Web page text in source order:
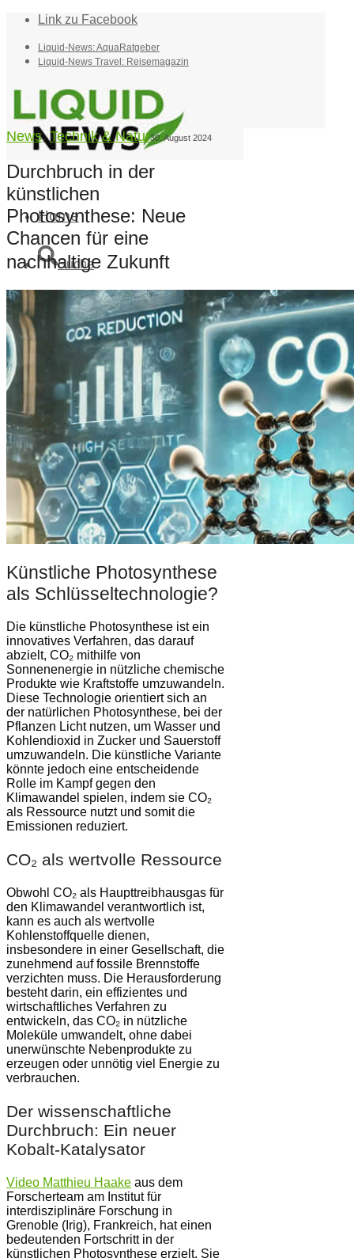
Link zu Facebook
Liquid-News: AquaRatgeber
Liquid-News Travel: Reisemagazin
Home
Suche
Menü Menü
News,Technik & Natur30. August 2024
Durchbruch in der
künstlichen
Photosynthese: Neue
Chancen für eine
nachhaltige Zukunft
Künstliche Photosynthese
als Schlüsseltechnologie?
Die künstliche Photosynthese ist ein
innovatives Verfahren, das darauf
abzielt, CO₂ mithilfe von
Sonnenenergie in nützliche chemische
Produkte wie Kraftstoffe umzuwandeln.
Diese Technologie orientiert sich an
der natürlichen Photosynthese, bei der
Pflanzen Licht nutzen, um Wasser und
Kohlendioxid in Zucker und Sauerstoff
umzuwandeln. Die künstliche Variante
könnte jedoch eine entscheidende
Rolle im Kampf gegen den
Klimawandel spielen, indem sie CO₂
als Ressource nutzt und somit die
Emissionen reduziert.
CO₂ als wertvolle Ressource
Obwohl CO₂ als Haupttreibhausgas für
den Klimawandel verantwortlich ist,
kann es auch als wertvolle
Kohlenstoffquelle dienen,
insbesondere in einer Gesellschaft, die
zunehmend auf fossile Brennstoffe
verzichten muss. Die Herausforderung
besteht darin, ein effizientes und
wirtschaftliches Verfahren zu
entwickeln, das CO₂ in nützliche
Moleküle umwandelt, ohne dabei
unerwünschte Nebenprodukte zu
erzeugen oder unnötig viel Energie zu
verbrauchen.
Der wissenschaftliche
Durchbruch: Ein neuer
Kobalt-Katalysator
Video Matthieu Haake aus dem
Forscherteam am Institut für
interdisziplinäre Forschung in
Grenoble (Irig), Frankreich, hat einen
bedeutenden Fortschritt in der
künstlichen Photosynthese erzielt. Sie